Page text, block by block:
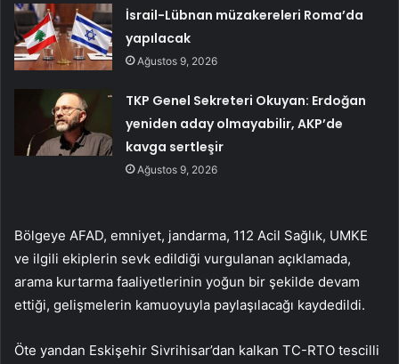
İsrail-Lübnan müzakereleri Roma’da
yapılacak
Ağustos 9, 2026
TKP Genel Sekreteri Okuyan: Erdoğan
yeniden aday olmayabilir, AKP’de
kavga sertleşir
Ağustos 9, 2026
Bölgeye AFAD, emniyet, jandarma, 112 Acil Sağlık, UMKE
ve ilgili ekiplerin sevk edildiği vurgulanan açıklamada,
arama kurtarma faaliyetlerinin yoğun bir şekilde devam
ettiği, gelişmelerin kamuoyuyla paylaşılacağı kaydedildi.
Öte yandan Eskişehir Sivrihisar’dan kalkan TC-RTO tescilli